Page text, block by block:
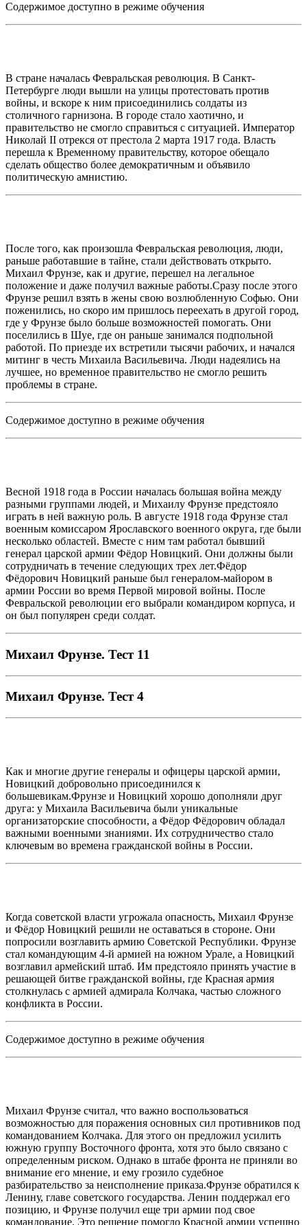
Содержимое доступно в режиме обучения
В стране началась Февральская революция. В Санкт-
Петербурге люди вышли на улицы протестовать против
войны, и вскоре к ним присоединились солдаты из
столичного гарнизона. В городе стало хаотично, и
правительство не смогло справиться с ситуацией. Император
Николай II отрекся от престола 2 марта 1917 года. Власть
перешла к Временному правительству, которое обещало
сделать общество более демократичным и объявило
политическую амнистию.
После того, как произошла Февральская революция, люди,
раньше работавшие в тайне, стали действовать открыто.
Михаил Фрунзе, как и другие, перешел на легальное
положение и даже получил важные работы.Сразу после этого
Фрунзе решил взять в жены свою возлюбленную Софью. Они
поженились, но скоро им пришлось переехать в другой город,
где у Фрунзе было больше возможностей помогать. Они
поселились в Шуе, где он раньше занимался подпольной
работой. По приезде их встретили тысячи рабочих, и начался
митинг в честь Михаила Васильевича. Люди надеялись на
лучшее, но временное правительство не смогло решить
проблемы в стране.
Содержимое доступно в режиме обучения
Весной 1918 года в России началась большая война между
разными группами людей, и Михаилу Фрунзе предстояло
играть в ней важную роль. В августе 1918 года Фрунзе стал
военным комиссаром Ярославского военного округа, где были
несколько областей. Вместе с ним там работал бывший
генерал царской армии Фёдор Новицкий. Они должны были
сотрудничать в течение следующих трех лет.Фёдор
Фёдорович Новицкий раньше был генералом-майором в
армии России во время Первой мировой войны. После
Февральской революции его выбрали командиром корпуса, и
он был популярен среди солдат.
Михаил Фрунзе. Тест 11
Михаил Фрунзе. Тест 4
Как и многие другие генералы и офицеры царской армии,
Новицкий добровольно присоединился к
большевикам.Фрунзе и Новицкий хорошо дополняли друг
друга: у Михаила Васильевича были уникальные
организаторские способности, а Фёдор Фёдорович обладал
важными военными знаниями. Их сотрудничество стало
ключевым во времена гражданской войны в России.
Когда советской власти угрожала опасность, Михаил Фрунзе
и Фёдор Новицкий решили не оставаться в стороне. Они
попросили возглавить армию Советской Республики. Фрунзе
стал командующим 4-й армией на южном Урале, а Новицкий
возглавил армейский штаб. Им предстояло принять участие в
решающей битве гражданской войны, где Красная армия
столкнулась с армией адмирала Колчака, частью сложного
конфликта в России.
Содержимое доступно в режиме обучения
Михаил Фрунзе считал, что важно воспользоваться
возможностью для поражения основных сил противников под
командованием Колчака. Для этого он предложил усилить
южную группу Восточного фронта, хотя это было связано с
определенным риском. Однако в штабе фронта не приняли во
внимание его мнение, и ему грозило судебное
разбирательство за неисполнение приказа.Фрунзе обратился к
Ленину, главе советского государства. Ленин поддержал его
позицию, и Фрунзе получил еще три армии под свое
командование. Это решение помогло Красной армии успешно